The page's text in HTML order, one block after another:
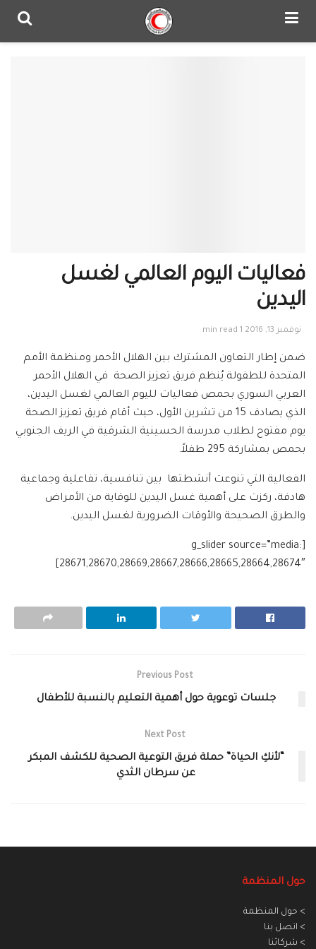
فعاليات اليوم العالمي لغسل
اليدين‎
نوفمبر 13, 2016 1 min read
ضمن إطار التعاون المشترك بين الهلال الأحمر ومنظمة الأمم
المتحدة للطفولة يُنظم فريق تعزيز الصحة في الهلال الأحمر
العربي السوري بحمص فعاليات لليوم العالمي لغسل اليدين،
الذي يصادف 15 من تشرين الأول، حيث أقام فريق تعزيز الصحة
يوم مفتوح لطلاب مدرسة الحسينية الشرقية في الريف الجنوبي
بحمص بمشاركة 295 طفلاً.
الفعالية التي تنوعت أنشطتها بين تنافسية، تفاعلية وجماعية
هادفة، ركزت على أهمية غسل اليدين للوقاية من الأمراض
والطرق الصحيحة والأوقات الضرورية لغسل اليدين.
[g_slider source=”media:
28671,28670,28669,28667,28666,28665,28664,28674″]
Previous Post
جلسات توعوية حول أهمية التعليم بالنسبة للأطفال
Next Post
“لأنكِ الحياة” حملة فريق التوعية الصحية للكشف المبكر
عن سرطان الثدي
حول المنظمة
> حول المنظمة
> اتصل بنا
> شركائنا